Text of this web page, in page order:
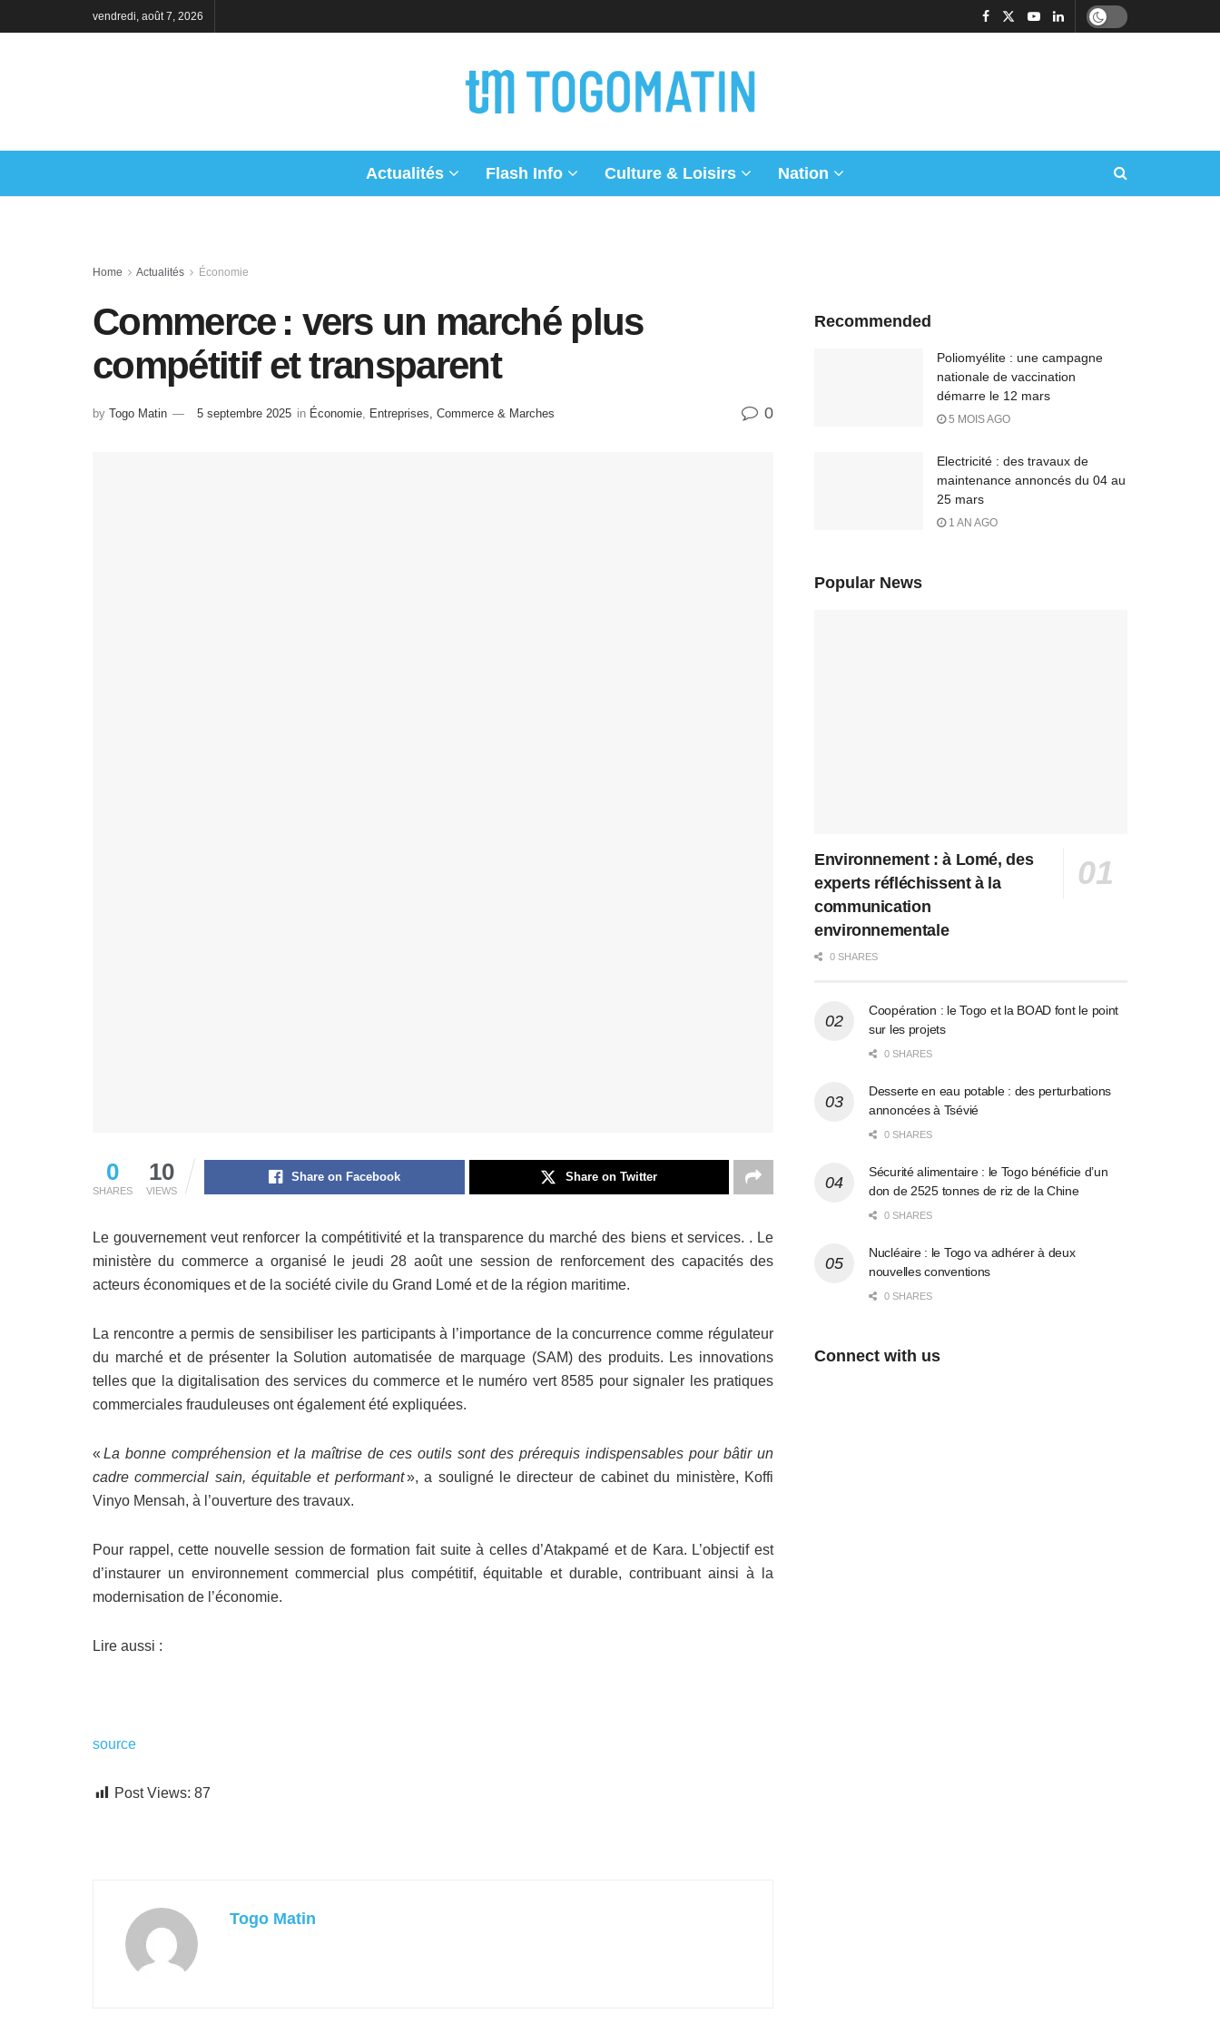
vendredi, août 7, 2026
Actualités Flash Info Culture & Loisirs Nation
Home Actualités Économie
Commerce : vers un marché plus
compétitif et transparent
by Togo Matin 5 septembre 2025 in Économie Entreprises, Commerce & Marches 0
0
SHARES
10
VIEWS
Share on Facebook Share on Twitter
Le gouvernement veut renforcer la compétitivité et la transparence du marché des biens et services. . Le
ministère du commerce a organisé le jeudi 28 août une session de renforcement des capacités des
acteurs économiques et de la société civile du Grand Lomé et de la région maritime.
La rencontre a permis de sensibiliser les participants à l’importance de la concurrence comme régulateur
du marché et de présenter la Solution automatisée de marquage (SAM) des produits. Les innovations
telles que la digitalisation des services du commerce et le numéro vert 8585 pour signaler les pratiques
commerciales frauduleuses ont également été expliquées.
« La bonne compréhension et la maîtrise de ces outils sont des prérequis indispensables pour bâtir un
cadre commercial sain, équitable et performant», a souligné le directeur de cabinet du ministère, Koffi
Vinyo Mensah, à l’ouverture des travaux.
Pour rappel, cette nouvelle session de formation fait suite à celles d’Atakpamé et de Kara. L’objectif est
d’instaurer un environnement commercial plus compétitif, équitable et durable, contribuant ainsi à la
modernisation de l’économie.
Lire aussi :
source
Post Views: 87
Togo Matin
Recommended
Poliomyélite : une campagne
nationale de vaccination
démarre le 12 mars
5 MOIS AGO
Electricité : des travaux de
maintenance annoncés du 04 au
25 mars
1 AN AGO
Popular News
Environnement : à Lomé, des
experts réfléchissent à la
communication
environnementale
0 SHARES
Coopération : le Togo et la BOAD font le point
sur les projets
0 SHARES
Desserte en eau potable : des perturbations
annoncées à Tsévié
0 SHARES
Sécurité alimentaire : le Togo bénéficie d’un
don de 2525 tonnes de riz de la Chine
0 SHARES
Nucléaire : le Togo va adhérer à deux
nouvelles conventions
0 SHARES
Connect with us